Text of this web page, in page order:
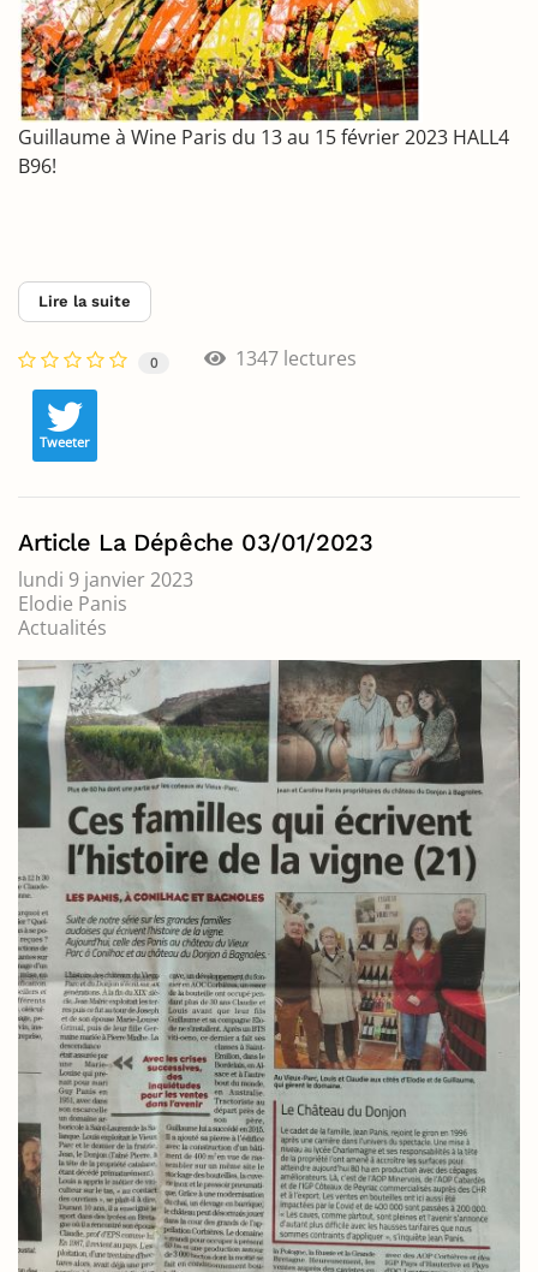
Guillaume à Wine Paris du 13 au 15 février 2023 HALL4
B96!
Lire la suite
0 1347 lectures
Tweeter
Article La Dépêche 03/01/2023
lundi 9 janvier 2023
Elodie Panis
Actualités